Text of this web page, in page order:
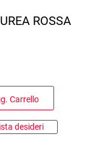
ROSSA
Carrello
desideri